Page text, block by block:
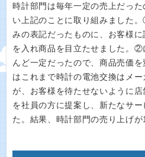
時計部門は毎年一定の売上だっ
い上記のことに取り組みました
みの表記だったものに、お客様
を入れ商品を目立たせました。②
んど一定だったので、商品売価
はこれまで時計の電池交換はメ
が、お客様を待たせないように
を社員の方に提案し、新たなサ
た。結果、時計部門の売り上げが